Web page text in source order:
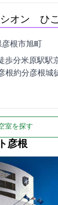
オン ひ
根市旭町8-31
歩2分(米原駅1
根IC約5分/彦根城
室を探す
彦根